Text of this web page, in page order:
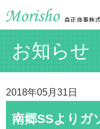
お知らせ
2018年05月31日
南郷SSよりガ